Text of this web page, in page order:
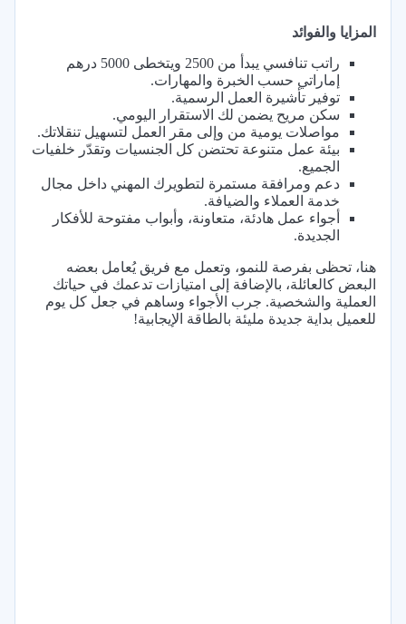
المزايا والفوائد
راتب تنافسي يبدأ من 2500 ويتخطى 5000 درهم
إماراتي حسب الخبرة والمهارات.
توفير تأشيرة العمل الرسمية.
سكن مريح يضمن لك الاستقرار اليومي.
مواصلات يومية من وإلى مقر العمل لتسهيل تنقلاتك.
بيئة عمل متنوعة تحتضن كل الجنسيات وتقدّر خلفيات
الجميع.
دعم ومرافقة مستمرة لتطويرك المهني داخل مجال
خدمة العملاء والضيافة.
أجواء عمل هادئة، متعاونة، وأبواب مفتوحة للأفكار
الجديدة.
هنا، تحظى بفرصة للنمو، وتعمل مع فريق يُعامل بعضه
البعض كالعائلة، بالإضافة إلى امتيازات تدعمك في حياتك
العملية والشخصية. جرب الأجواء وساهم في جعل كل يوم
للعميل بداية جديدة مليئة بالطاقة الإيجابية!